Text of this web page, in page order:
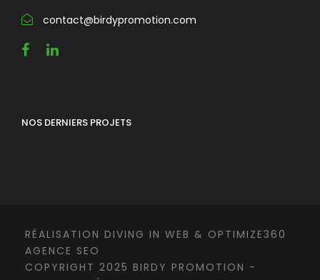
contact@birdypromotion.com
NOS DERNIERS PROJETS
RÉALISATION DIVING IN WEB & OPTIMIZE360
AGENCE SEO
COPYRIGHT 2025 BIRDY PROMOTION -